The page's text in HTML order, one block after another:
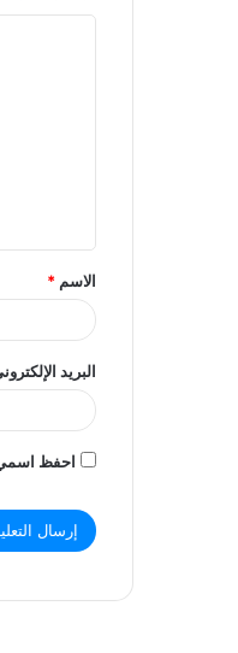
ق
*
الاسم *
البريد
احفظ اسمي،